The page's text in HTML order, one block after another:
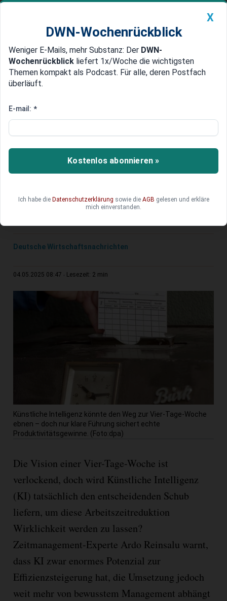
Newsticker MEIN DWN: Geldanlage Premium
Edelmetalle DWN-Magazin China
KI als Schlüssel zur Vier-Tage-
Managern!
KI allein schafft keine Vier-Tage-Woche –
Unternehmen müssen den Wandel bewusst
bedeutet das eigentlich für die Angestellten?
Deutsche Wirtschaftsnachrichten
04.05.2025 08:47 Lesezeit: 2 min
Künstliche Intelligenz könnte den Weg zur Vier-Tage-Woche
ebnen – doch nur klare Führung sichert echte
Produktivitätsgewinne. (Foto:dpa)
Die Vision einer Vier-Tage-Woche ist
verlockend, doch wird Künstliche Intelligenz
(KI) tatsächlich den entscheidenden Schub
liefern, um diese Arbeitszeitreduktion
Wirklichkeit werden zu lassen?
Zeitmanagement-Experte Ardo Reinsalu warnt,
dass KI zwar enormes Potenzial zur
Effizienzsteigerung hat, die Umsetzung jedoch
weit mehr von bewusstem Management abhängt
X
DWN-Wochenrückblick
Weniger E-Mails, mehr Substanz: Der DWN-
Wochenrückblick liefert 1x/Woche die wichtigsten
Themen kompakt als Podcast. Für alle, deren Postfach
überläuft.
E-mail: *
Kostenlos abonnieren »
Ich habe die Datenschutzerklärung sowie die AGB gelesen und erkläre
mich einverstanden.